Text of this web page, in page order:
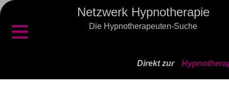
Netzwerk Hypnotherapie
Die Hypnotherapeuten-Suche
≡
Direkt zur